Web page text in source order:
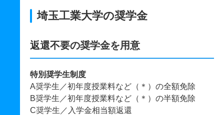
埼玉工業大学の奨学金
返還不要の奨学金を用意
特別奨学生制度
A奨学生／初年度授業料など（＊）の全額免除
B奨学生／初年度授業料など（＊）の半額免除
C奨学生／入学金相当額返還